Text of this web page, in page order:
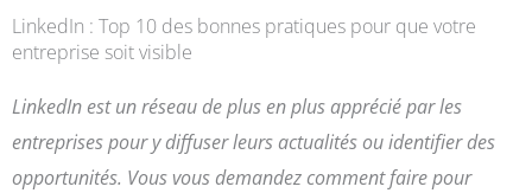
LinkedIn : Top 10 des bonnes pratiques pour que votre
entreprise soit visible
LinkedIn est un réseau de plus en plus apprécié par les
entreprises pour y diffuser leurs actualités ou identifier des
opportunités. Vous vous demandez comment faire pour